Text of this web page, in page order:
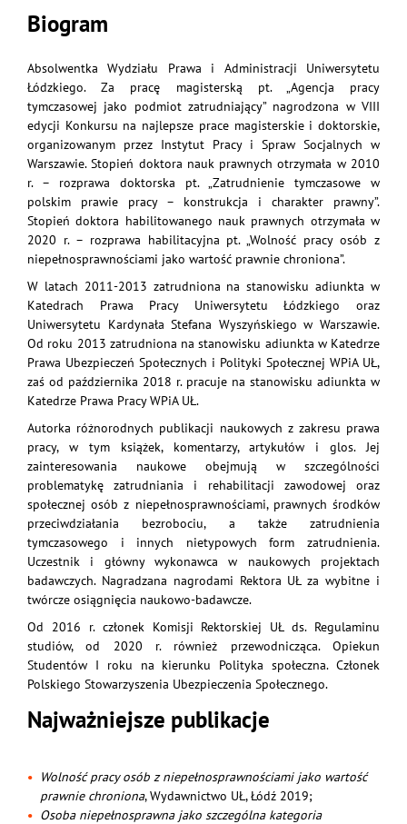
Biogram
Absolwentka Wydziału Prawa i Administracji Uniwersytetu
Łódzkiego. Za pracę magisterską pt. „Agencja pracy
tymczasowej jako podmiot zatrudniający” nagrodzona w VIII
edycji Konkursu na najlepsze prace magisterskie i doktorskie,
organizowanym przez Instytut Pracy i Spraw Socjalnych w
Warszawie. Stopień doktora nauk prawnych otrzymała w 2010
r. – rozprawa doktorska pt. „Zatrudnienie tymczasowe w
polskim prawie pracy – konstrukcja i charakter prawny”.
Stopień doktora habilitowanego nauk prawnych otrzymała w
2020 r. – rozprawa habilitacyjna pt. „Wolność pracy osób z
niepełnosprawnościami jako wartość prawnie chroniona”.
W latach 2011-2013 zatrudniona na stanowisku adiunkta w
Katedrach Prawa Pracy Uniwersytetu Łódzkiego oraz
Uniwersytetu Kardynała Stefana Wyszyńskiego w Warszawie.
Od roku 2013 zatrudniona na stanowisku adiunkta w Katedrze
Prawa Ubezpieczeń Społecznych i Polityki Społecznej WPiA UŁ,
zaś od października 2018 r. pracuje na stanowisku adiunkta w
Katedrze Prawa Pracy WPiA UŁ.
Autorka różnorodnych publikacji naukowych z zakresu prawa
pracy, w tym książek, komentarzy, artykułów i glos. Jej
zainteresowania naukowe obejmują w szczególności
problematykę zatrudniania i rehabilitacji zawodowej oraz
społecznej osób z niepełnosprawnościami, prawnych środków
przeciwdziałania bezrobociu, a także zatrudnienia
tymczasowego i innych nietypowych form zatrudnienia.
Uczestnik i główny wykonawca w naukowych projektach
badawczych. Nagradzana nagrodami Rektora UŁ za wybitne i
twórcze osiągnięcia naukowo-badawcze.
Od 2016 r. członek Komisji Rektorskiej UŁ ds. Regulaminu
studiów, od 2020 r. również przewodnicząca. Opiekun
Studentów I roku na kierunku Polityka społeczna. Członek
Polskiego Stowarzyszenia Ubezpieczenia Społecznego.
Najważniejsze publikacje
Wolność pracy osób z niepełnosprawnościami jako wartość
prawnie chroniona, Wydawnictwo UŁ, Łódź 2019;
Osoba niepełnosprawna jako szczególna kategoria